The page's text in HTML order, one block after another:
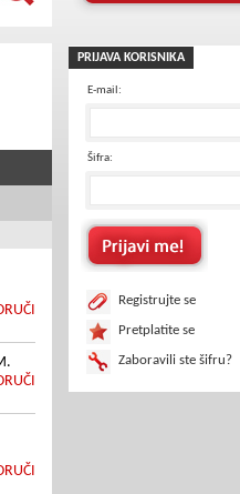
PRIJAVA KORISNIKA
E-mail:
Šifra:
Registrujte se
Pretplatite se
Zaboravili ste šifru?